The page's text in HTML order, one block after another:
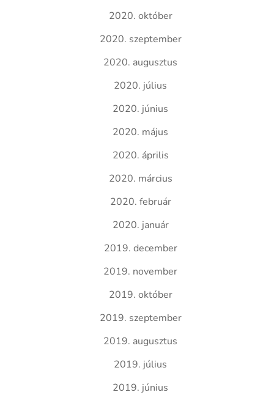
2020. október
2020. szeptember
2020. augusztus
2020. július
2020. június
2020. május
2020. április
2020. március
2020. február
2020. január
2019. december
2019. november
2019. október
2019. szeptember
2019. augusztus
2019. július
2019. június